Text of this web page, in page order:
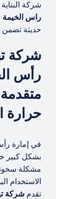
شركة
راس الخيمة
حديثة تضمن
شركة
رأس
حرارة
في إمارة
بشكل كبير
مشكلة
الاستخدام
تقدمشركة